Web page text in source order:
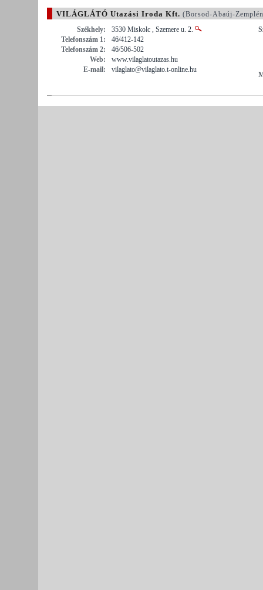
VILÁGLÁTÓ Utazási Iroda Kft. (Borsod-Abaúj-
Székhely:
3530 Miskolc , Szemere u. 2.
Telefonszám 1:
46/412-142
Telefonszám 2:
46/506-502
Web:
www.vilaglatoutazas.hu
E-mail:
vilaglato@vilaglato.t-online.hu